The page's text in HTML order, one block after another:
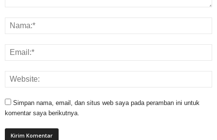
Simpan nama, email, dan situs web saya pada peramban ini untuk
komentar saya berikutnya.